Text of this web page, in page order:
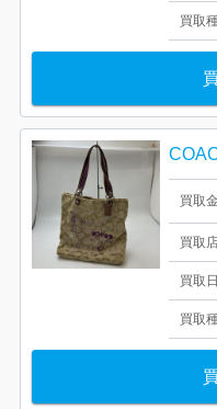
買取
買取
買取
買取日
買取